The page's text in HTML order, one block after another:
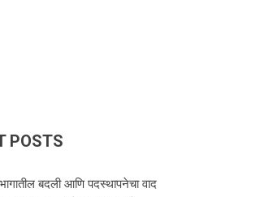
POSTS
बदली आणि पदस्थापनेचा वाद